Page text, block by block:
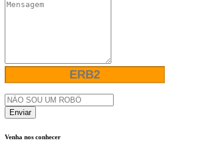
Enviar
Venha nos conhecer